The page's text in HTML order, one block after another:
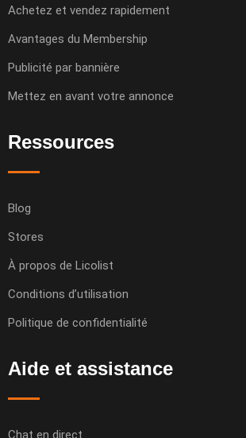
Achetez et vendez rapidement
Avantages du Membership
Publicité par bannière
Mettez en avant votre annonce
Ressources
Blog
Stores
À propos de Licolist
Conditions d’utilisation
Politique de confidentialité
Aide et assistance
Chat en direct